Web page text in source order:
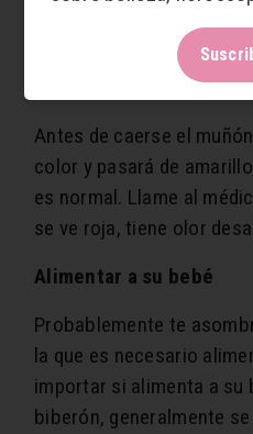
zona con un hisopo o
que el muñón del cordón
que suele ocurrir en 10
Antes de caerse el
color y pasará de
es normal. Llame al
se ve roja, tiene olor
Alimentar a su bebé
Probablemente te
la que es necesario
importar si alimenta a su
biberón, generalmente